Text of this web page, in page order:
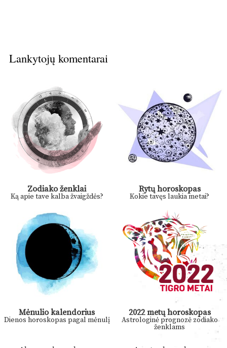
Lankytojų komentarai
Zodiako ženklai
Ką apie tave kalba žvaigždės?
Rytų horoskopas
Kokie tavęs laukia metai?
Mėnulio kalendorius
Dienos horoskopas pagal mėnulį
2022 metų horoskopas
Astrologinė prognozė zodiako
ženklams